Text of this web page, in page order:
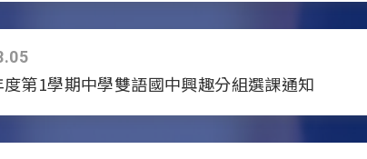
度第1學期中學雙語國中興趣分組選課通知